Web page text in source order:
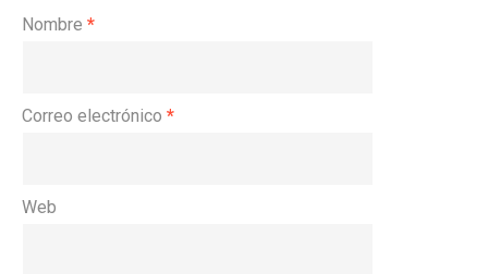
Nombre *
Correo electrónico *
Web